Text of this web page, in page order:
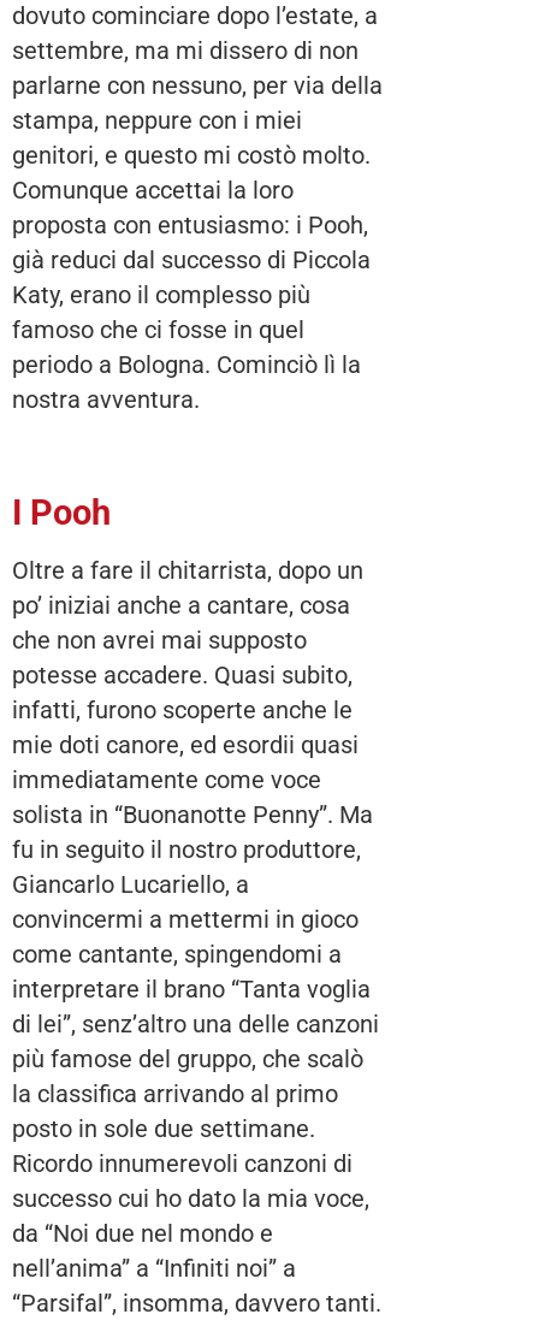
dovuto cominciare dopo l’estate, a
settembre, ma mi dissero di non
parlarne con nessuno, per via della
stampa, neppure con i miei
genitori, e questo mi costò molto.
Comunque accettai la loro
proposta con entusiasmo: i Pooh,
già reduci dal successo di Piccola
Katy, erano il complesso più
famoso che ci fosse in quel
periodo a Bologna. Cominciò lì la
nostra avventura.
I Pooh
Oltre a fare il chitarrista, dopo un
po’ iniziai anche a cantare, cosa
che non avrei mai supposto
potesse accadere. Quasi subito,
infatti, furono scoperte anche le
mie doti canore, ed esordii quasi
immediatamente come voce
solista in “Buonanotte Penny”. Ma
fu in seguito il nostro produttore,
Giancarlo Lucariello, a
convincermi a mettermi in gioco
come cantante, spingendomi a
interpretare il brano “Tanta voglia
di lei”, senz’altro una delle canzoni
più famose del gruppo, che scalò
la classifica arrivando al primo
posto in sole due settimane.
Ricordo innumerevoli canzoni di
successo cui ho dato la mia voce,
da “Noi due nel mondo e
nell’anima” a “Infiniti noi” a
“Parsifal”, insomma, davvero tanti.